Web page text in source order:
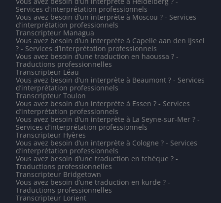
Services d’interprétation professionnels
Vous avez besoin d’un interprète à Moscou ? - Services
d’interprétation professionnels
Transcripteur Managua
Vous avez besoin d’un interprète à Capelle aan den IJssel
? - Services d’interprétation professionnels
Vous avez besoin d’une traduction en haoussa ? -
Traductions professionnelles
Transcripteur Léau
Vous avez besoin d’un interprète à Beaumont ? - Services
d’interprétation professionnels
Transcripteur Toulon
Vous avez besoin d’un interprète à Essen ? - Services
d’interprétation professionnels
Vous avez besoin d’un interprète à La Seyne-sur-Mer ? -
Services d’interprétation professionnels
Transcripteur Hyères
Vous avez besoin d’un interprète à Cologne ? - Services
d’interprétation professionnels
Vous avez besoin d’une traduction en tchèque ? -
Traductions professionnelles
Transcripteur Bridgetown
Vous avez besoin d’une traduction en kurde ? -
Traductions professionnelles
Transcripteur Lorient